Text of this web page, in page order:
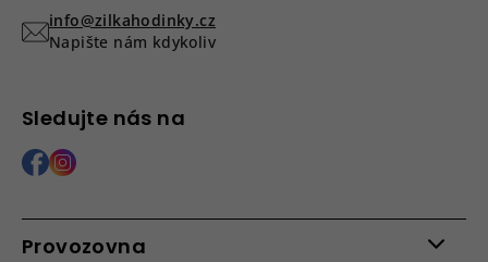
info@zilkahodinky.cz
Napište nám kdykoliv
Sledujte nás na
Provozovna